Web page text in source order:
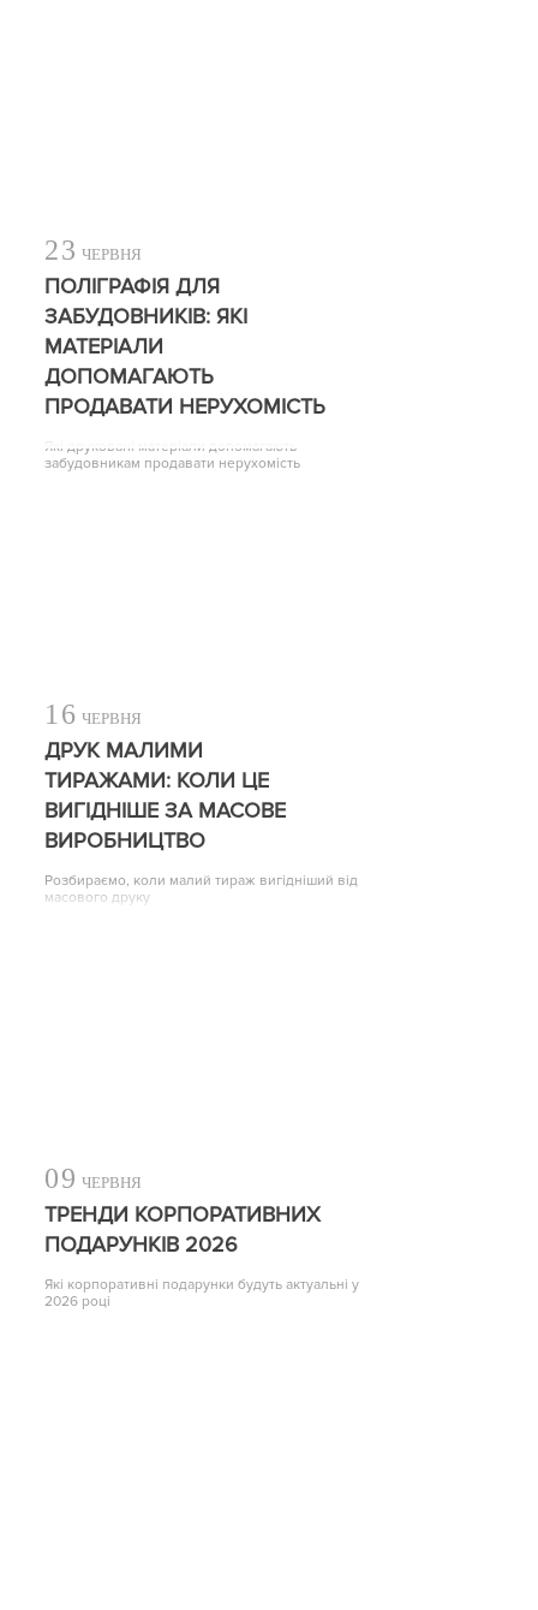
23 ЧЕРВНЯ
ПОЛІГРАФІЯ ДЛЯ
ЗАБУДОВНИКІВ: ЯКІ
МАТЕРІАЛИ
ДОПОМАГАЮТЬ
ПРОДАВАТИ НЕРУХОМІСТЬ
Які друковані матеріали допомагають
забудовникам продавати нерухомість
16 ЧЕРВНЯ
ДРУК МАЛИМИ
ТИРАЖАМИ: КОЛИ ЦЕ
ВИГІДНІШЕ ЗА МАСОВЕ
ВИРОБНИЦТВО
Розбираємо, коли малий тираж вигідніший від
масового друку
09 ЧЕРВНЯ
ТРЕНДИ КОРПОРАТИВНИХ
ПОДАРУНКІВ 2026
Які корпоративні подарунки будуть актуальні у
2026 році